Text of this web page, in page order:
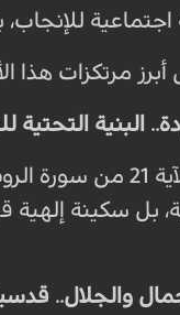
للإنجاب،
مرتكزات هذا
البنية التحتية
يرى
بل سكينة إلهية
والجلال..